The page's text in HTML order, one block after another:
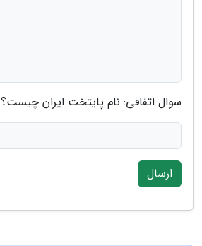
سوال اتفاقی: نام پایتخت ایران چیست؟
ارسال